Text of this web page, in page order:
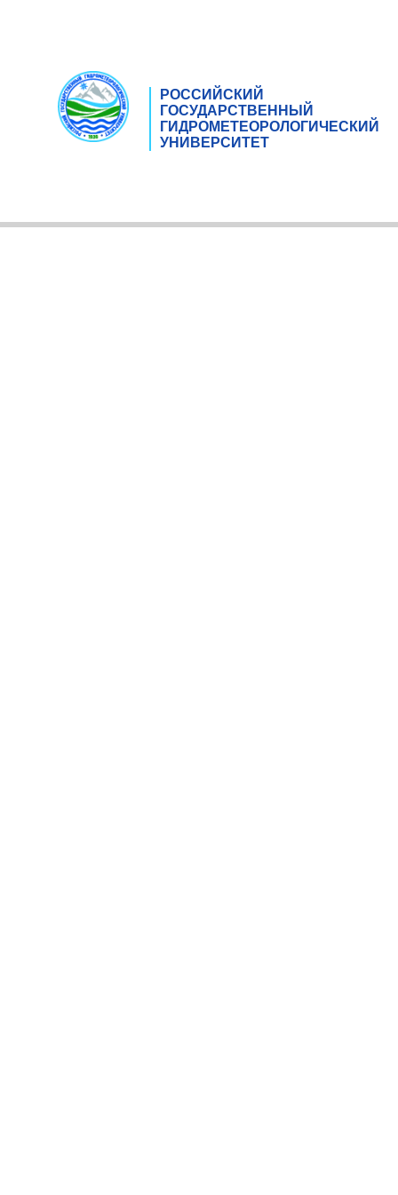
РОССИЙСКИЙ
ГОСУДАРСТВЕННЫЙ
ГИДРОМЕТЕОРОЛОГИЧЕСКИЙ
УНИВЕРСИТЕТ